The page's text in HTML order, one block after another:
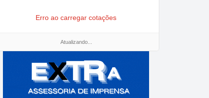
Erro ao carregar cotações
Atualizando...